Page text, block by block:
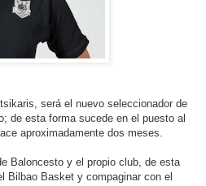
será el nuevo seleccionador de
de esta forma sucede en el puesto al
aproximadamente dos meses.
Baloncesto y el propio club, de esta
Bilbao Basket y compaginar con el